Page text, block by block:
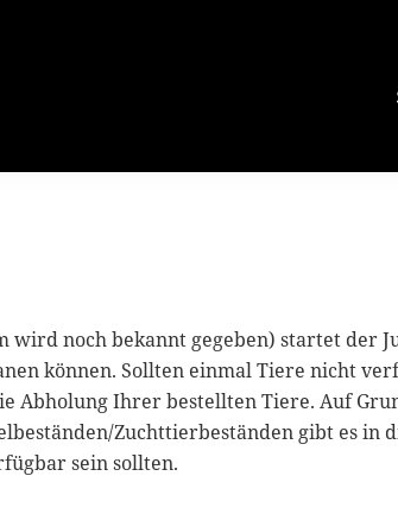
wird noch bekannt gegeben) startet der
können. Sollten einmal Tiere nicht
Abholung Ihrer bestellten Tiere. Auf
Zuchttierbeständen gibt es
sein sollten.